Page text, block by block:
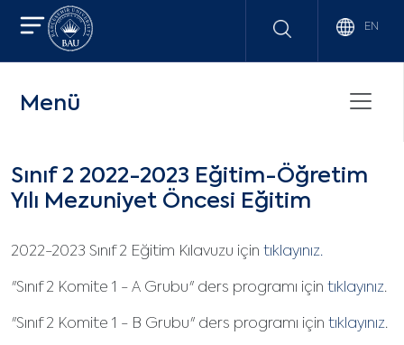
EN
Menü
Sınıf 2 2022-2023 Eğitim-Öğretim
Yılı Mezuniyet Öncesi Eğitim
2022-2023 Sınıf 2 Eğitim Kılavuzu için tıklayınız.
"Sınıf 2 Komite 1 - A Grubu" ders programı için tıklayınız.
"Sınıf 2 Komite 1 - B Grubu" ders programı için tıklayınız.